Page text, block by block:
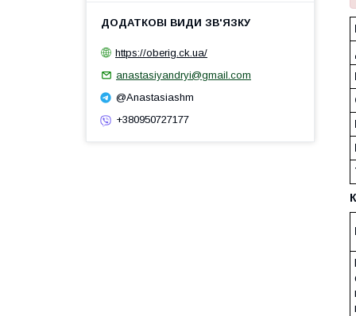
https://oberig.ck.ua/
anastasiyandryi@gmail.com
@Anastasiashm
+380950727177